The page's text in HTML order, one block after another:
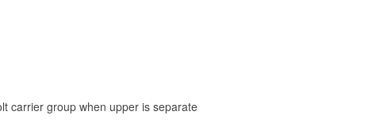
carrier group when upper is separate